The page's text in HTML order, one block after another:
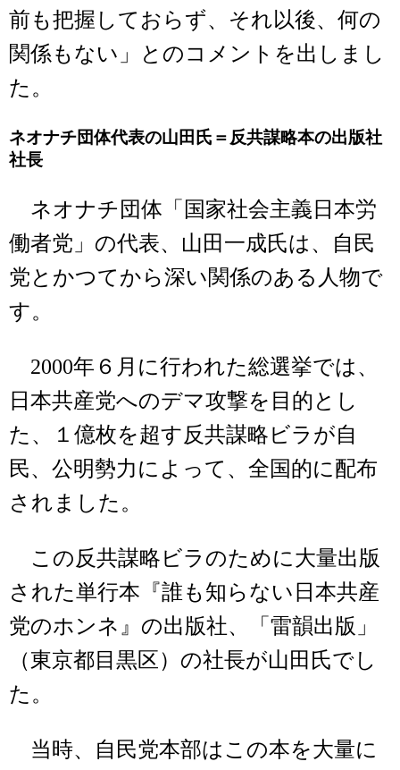
前も把握しておらず、それ以後、何の
関係もない」とのコメントを出しまし
た。
ネオナチ団体代表の山田氏＝反共謀略本の出版社
社長
ネオナチ団体「国家社会主義日本労
働者党」の代表、山田一成氏は、自民
党とかつてから深い関係のある人物で
す。
2000年６月に行われた総選挙では、
日本共産党へのデマ攻撃を目的とし
た、１億枚を超す反共謀略ビラが自
民、公明勢力によって、全国的に配布
されました。
この反共謀略ビラのために大量出版
された単行本『誰も知らない日本共産
党のホンネ』の出版社、「雷韻出版」
（東京都目黒区）の社長が山田氏でし
た。
当時、自民党本部はこの本を大量に